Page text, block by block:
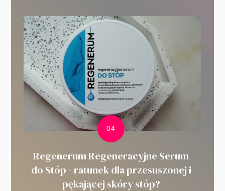
Regenerum Regeneracyjne Serum
do Stóp - ratunek dla przesuszonej i
pękającej skóry stóp?